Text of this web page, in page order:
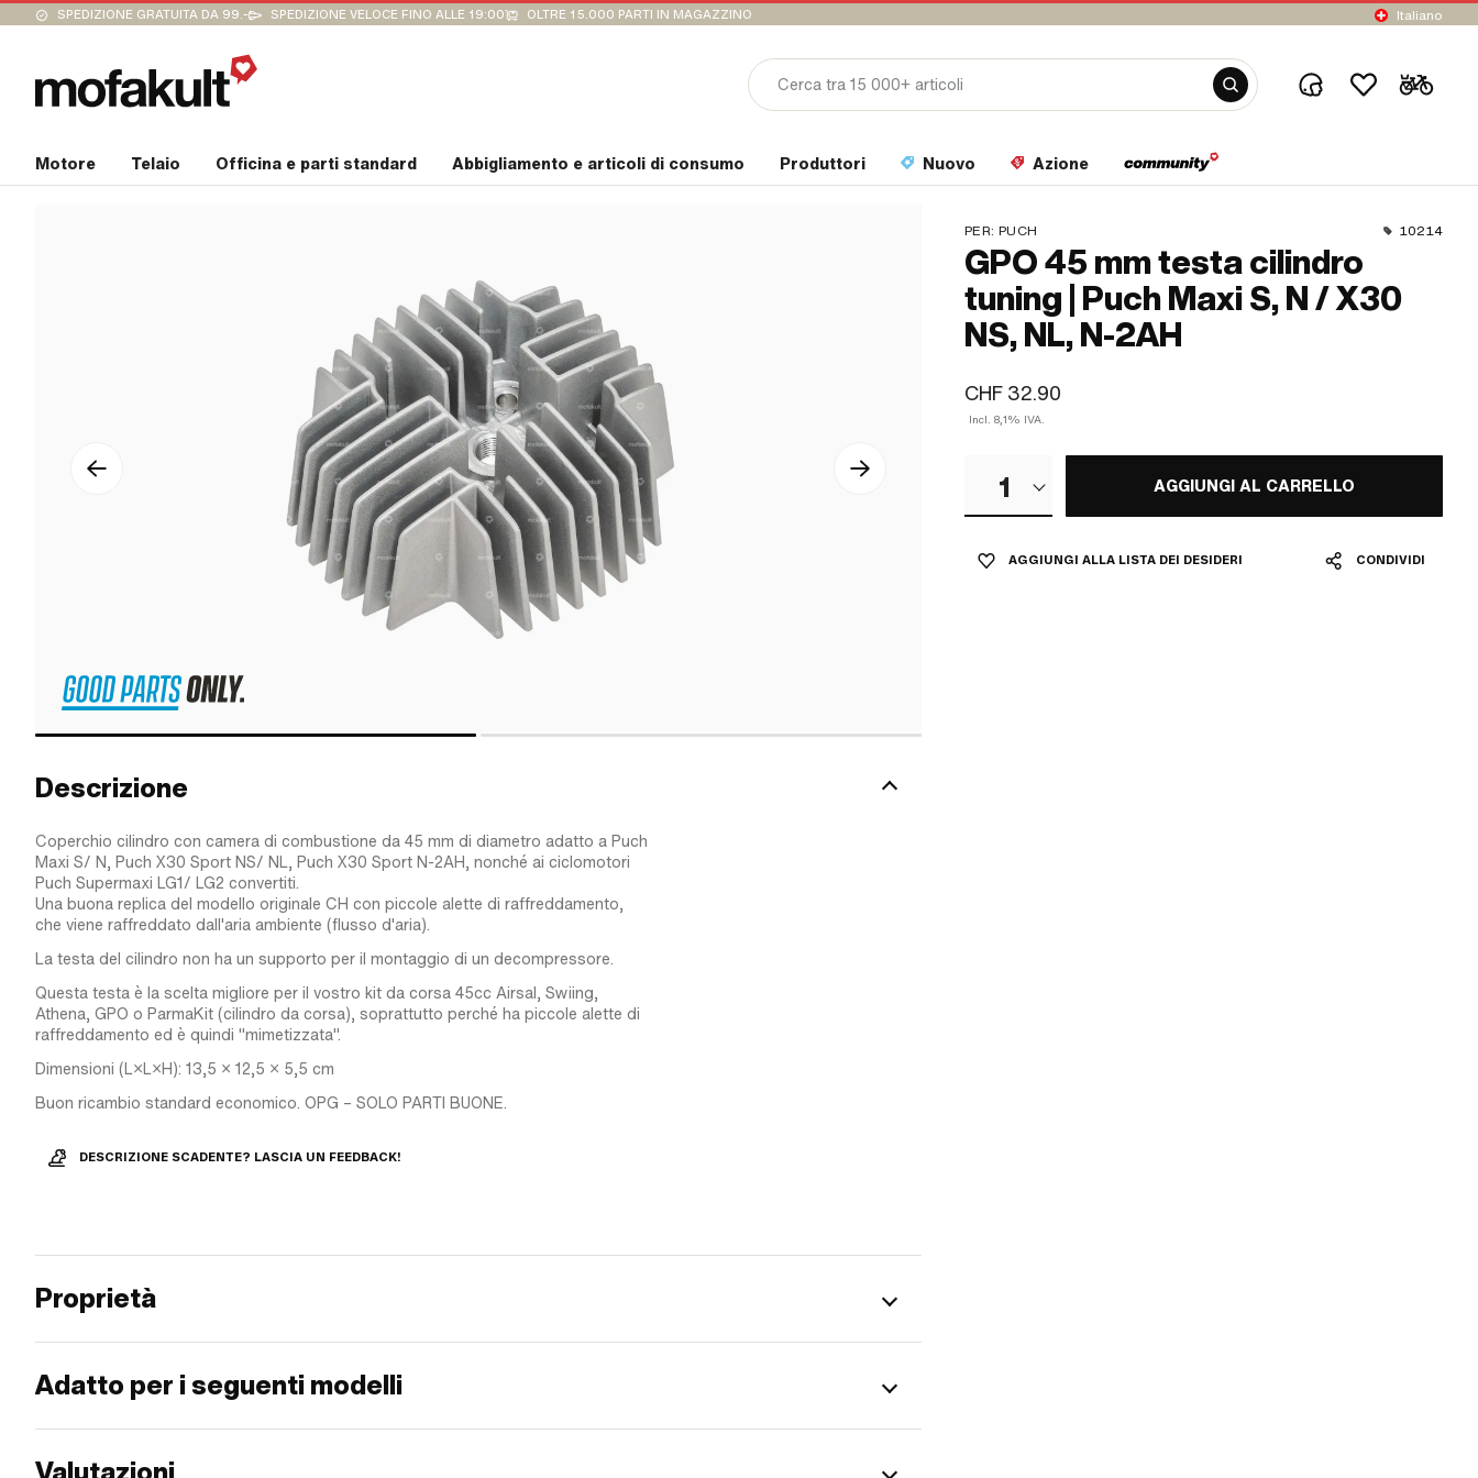
SPEDIZIONE GRATUITA DA 99.- SPEDIZIONE VELOCE FINO ALLE 19:00 OLTRE 15.000 PARTI IN MAGAZZINO Italiano
Motore Telaio Officina e parti standard Abbigliamento e articoli di consumo Produttori Nuovo Azione
PER: PUCH 10214
GPO 45 mm testa cilindro
tuning | Puch Maxi S, N / X30
NS, NL, N-2AH
CHF 32.90
Incl. 8,1% IVA.
1 AGGIUNGI AL CARRELLO
AGGIUNGI ALLA LISTA DEI DESIDERI CONDIVIDI
Descrizione
Coperchio cilindro con camera di combustione da 45 mm di diametro adatto a Puch
Maxi S/ N, Puch X30 Sport NS/ NL, Puch X30 Sport N-2AH, nonché ai ciclomotori
Puch Supermaxi LG1/ LG2 convertiti.
Una buona replica del modello originale CH con piccole alette di raffreddamento,
che viene raffreddato dall'aria ambiente (flusso d'aria).
La testa del cilindro non ha un supporto per il montaggio di un decompressore.
Questa testa è la scelta migliore per il vostro kit da corsa 45cc Airsal, Swiing,
Athena, GPO o ParmaKit (cilindro da corsa), soprattutto perché ha piccole alette di
raffreddamento ed è quindi "mimetizzata".
Dimensioni (L×L×H): 13,5 × 12,5 × 5,5 cm
Buon ricambio standard economico. OPG – SOLO PARTI BUONE.
DESCRIZIONE SCADENTE? LASCIA UN FEEDBACK!
Proprietà
Adatto per i seguenti modelli